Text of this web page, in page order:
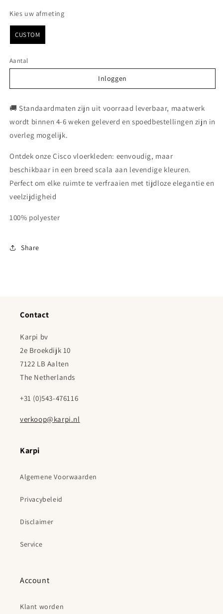
Kies uw afmetingKies uw afmeting
CUSTOM
Aantal
Inloggen
Inloggen
🚚 Standaardmaten zijn uit voorraad leverbaar, maatwerk
wordt binnen 4-6 weken geleverd en spoedbestellingen zijn in
overleg mogelijk.
Ontdek onze Cisco vloerkleden: eenvoudig, maar
beschikbaar in een breed scala aan levendige kleuren.
Perfect om elke ruimte te verfraaien met tijdloze elegantie en
veelzijdigheid
100% polyester
Share
Contact
Karpi bv
2e Broekdijk 10
7122 LB Aalten
The Netherlands
+31 (0)543-476116
verkoop@karpi.nl
Karpi
Algemene Voorwaarden
Privacybeleid
Disclaimer
Service
Account
Klant worden